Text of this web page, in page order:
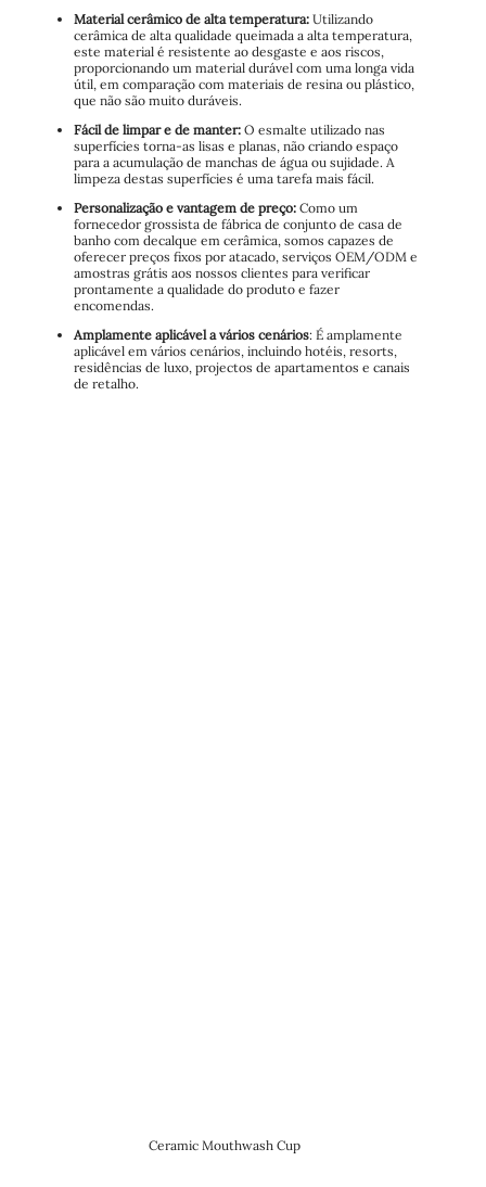
Material cerâmico de alta temperatura: Utilizando
cerâmica de alta qualidade queimada a alta temperatura,
este material é resistente ao desgaste e aos riscos,
proporcionando um material durável com uma longa vida
útil, em comparação com materiais de resina ou plástico,
que não são muito duráveis.
Fácil de limpar e de manter: O esmalte utilizado nas
superfícies torna-as lisas e planas, não criando espaço
para a acumulação de manchas de água ou sujidade. A
limpeza destas superfícies é uma tarefa mais fácil.
Personalização e vantagem de preço: Como um
fornecedor grossista de fábrica de conjunto de casa de
banho com decalque em cerâmica, somos capazes de
oferecer preços fixos por atacado, serviços OEM/ODM e
amostras grátis aos nossos clientes para verificar
prontamente a qualidade do produto e fazer
encomendas.
Amplamente aplicável a vários cenários: É amplamente
aplicável em vários cenários, incluindo hotéis, resorts,
residências de luxo, projectos de apartamentos e canais
de retalho.
Ceramic Mouthwash Cup